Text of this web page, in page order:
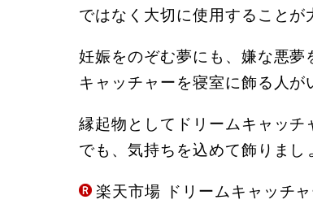
ではなく大切に使用することが
妊娠をのぞむ夢にも、嫌な悪
キャッチャーを寝室に飾る人が
縁起物としてドリームキャッ
でも、気持ちを込めて飾りまし
楽天市場 ドリームキャッチ